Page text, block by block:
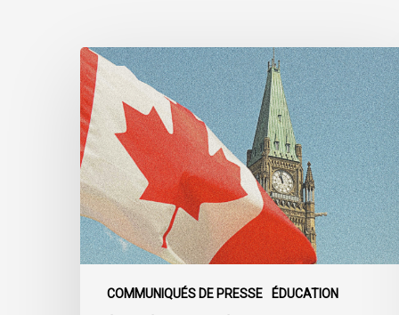
COMMUNIQUÉS DE PRESSE ÉDUCATION
L’ACLC
annonce
la
nomination
d’une
nouvelle
directrice
exécutive